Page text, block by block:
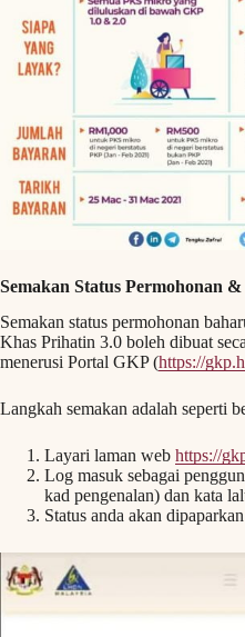
Semakan Status Permohonan
Semakan status permohonan
Khas Prihatin 3.0 boleh dibuat
menerusi Portal GKP (https://
Langkah semakan adalah seperti
Layari laman web https://
Log masuk sebagai
kad pengenalan) dan kata
Status anda akan